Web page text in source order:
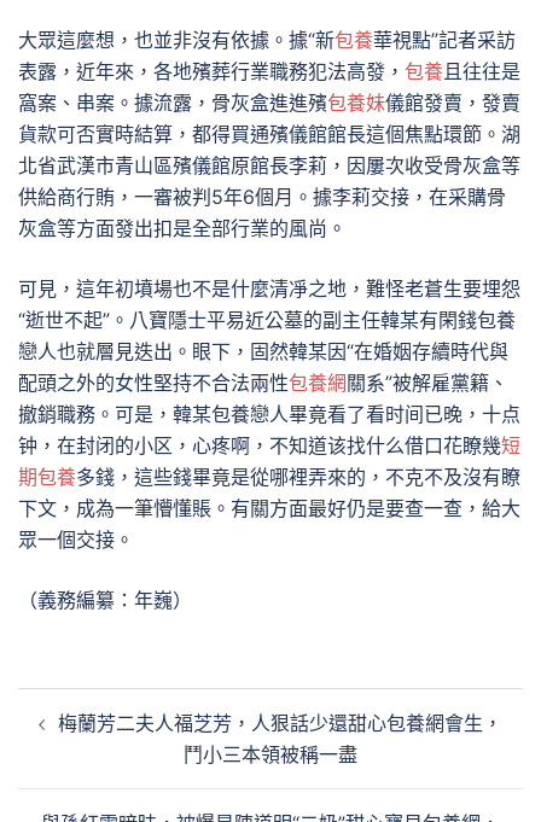
大眾這麼想，也並非沒有依據。據“新包養華視點”記者采訪
表露，近年來，各地殯葬行業職務犯法高發， 包養且往往是
窩案、串案。據流露，骨灰盒進進殯包養妹儀館發賣，發賣
貨款可否實時結算，都得買通殯儀館館長這個焦點環節。湖
北省武漢市青山區殯儀館原館長李莉，因屢次收受骨灰盒等
供給商行賄，一審被判5年6個月。據李莉交接，在采購骨
灰盒等方面發出扣是全部行業的風尚。
可見，這年初墳場也不是什麼清凈之地，難怪老蒼生要埋怨
“逝世不起”。八寶隱士平易近公墓的副主任韓某有閑錢包養
戀人也就層見迭出。眼下，固然韓某因“在婚姻存續時代與
配頭之外的女性堅持不合法兩性包養網 關系”被解雇黨籍、
撤銷職務。可是，韓某包養戀人畢竟看了看时间已晚，十点
钟，在封闭的小区，心疼啊，不知道该找什么借口花瞭幾短
期包養多錢，這些錢畢竟是從哪裡弄來的，不克不及沒有瞭
下文，成為一筆懵懂賬。有關方面最好仍是要查一查，給大
眾一個交接。
（義務編纂：年巍）
章 梅蘭芳二夫人福芝芳，人狠話少還甜心包養網會生，
鬥小三本領被稱一盡